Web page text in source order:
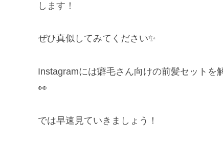
します！
ぜひ真似してみてください✨
Instagramには癖毛さん向けの前髪セットを
👀
では早速見ていきましょう！